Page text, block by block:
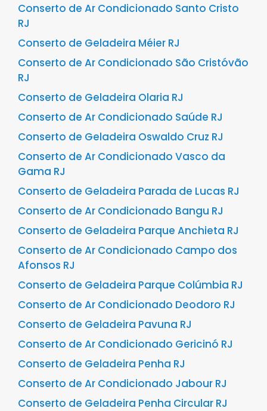
Conserto de Ar Condicionado Santo Cristo
RJ
Conserto de Geladeira Méier RJ
Conserto de Ar Condicionado São Cristóvão
RJ
Conserto de Geladeira Olaria RJ
Conserto de Ar Condicionado Saúde RJ
Conserto de Geladeira Oswaldo Cruz RJ
Conserto de Ar Condicionado Vasco da
Gama RJ
Conserto de Geladeira Parada de Lucas RJ
Conserto de Ar Condicionado Bangu RJ
Conserto de Geladeira Parque Anchieta RJ
Conserto de Ar Condicionado Campo dos
Afonsos RJ
Conserto de Geladeira Parque Colúmbia RJ
Conserto de Ar Condicionado Deodoro RJ
Conserto de Geladeira Pavuna RJ
Conserto de Ar Condicionado Gericinó RJ
Conserto de Geladeira Penha RJ
Conserto de Ar Condicionado Jabour RJ
Conserto de Geladeira Penha Circular RJ